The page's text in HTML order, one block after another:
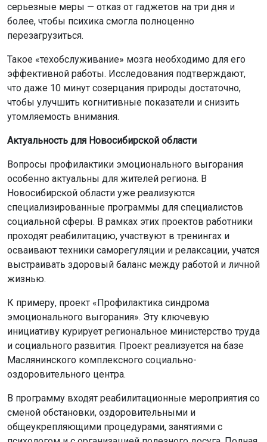
Актуальность для Новосибирской области
Вопросы профилактики эмоционального выгорания
особенно актуальны для жителей региона. В
Новосибирской области уже реализуются
специализированные программы для специалистов
социальной сферы. В рамках этих проектов работники
проходят реабилитацию, участвуют в тренингах и
осваивают техники саморегуляции и релаксации, учатся
выстраивать здоровый баланс между работой и личной
К примеру, проект «Профилактика синдрома
эмоционального выгорания». Эту ключевую
инициативу курирует региональное министерство труда
и социального развития. Проект реализуется на базе
Маслянинского комплексного социально-
оздоровительного центра.
В программу входят реабилитационные мероприятия со
общеукрепляющими процедурами, занятиями с
психологом и с организацией полезного досуга. Полная
информация есть на сайте Маслянинского
комплексного социально-оздоровительного центра.
Внедрение в повседневный график «часов безделья»
поможет каждому сибиряку снизить негативное
влияние информационной перегрузки, восстановить
силы и предотвратить профессиональное выгорание.